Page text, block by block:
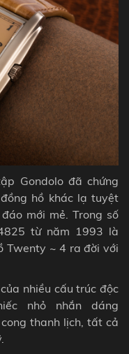
Gondolo đã chứng
hồ khác lạ tuyệt
mới mẻ. Trong số
từ năm 1993 là
Twenty ~ 4 ra đời với
nhiều cấu trúc độc
nhỏ nhắn dáng
thanh lịch, tất cả